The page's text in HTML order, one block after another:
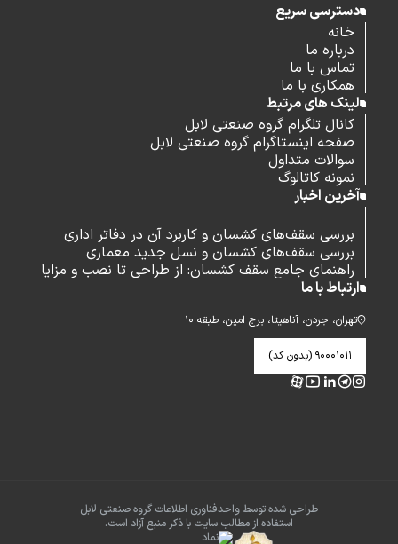
دسترسی سریع
خانه
درباره ما
تماس با ما
همکاری با ما
لینک های مرتبط
کانال تلگرام گروه صنعتی لابل
صفحه اینستاگرام گروه صنعتی لابل
سوالات متداول
نمونه کاتالوگ
آخرین اخبار
بررسی سقف‌های کشسان و کاربرد آن در دفاتر اداری
بررسی سقف‌های کشسان و نسل جدید معماری
راهنمای جامع سقف کشسان: از طراحی تا نصب و مزایا
ارتباط با ما
تهران، جردن، آناهیتا، برج امین، طبقه ۱۰
۹۰۰۰۱۰۱۱ (بدون کد)
طراحی شده توسط واحدفناوری اطلاعات گروه صنعتی لابل
استفاده از مطالب سایت با ذکر منبع آزاد است.